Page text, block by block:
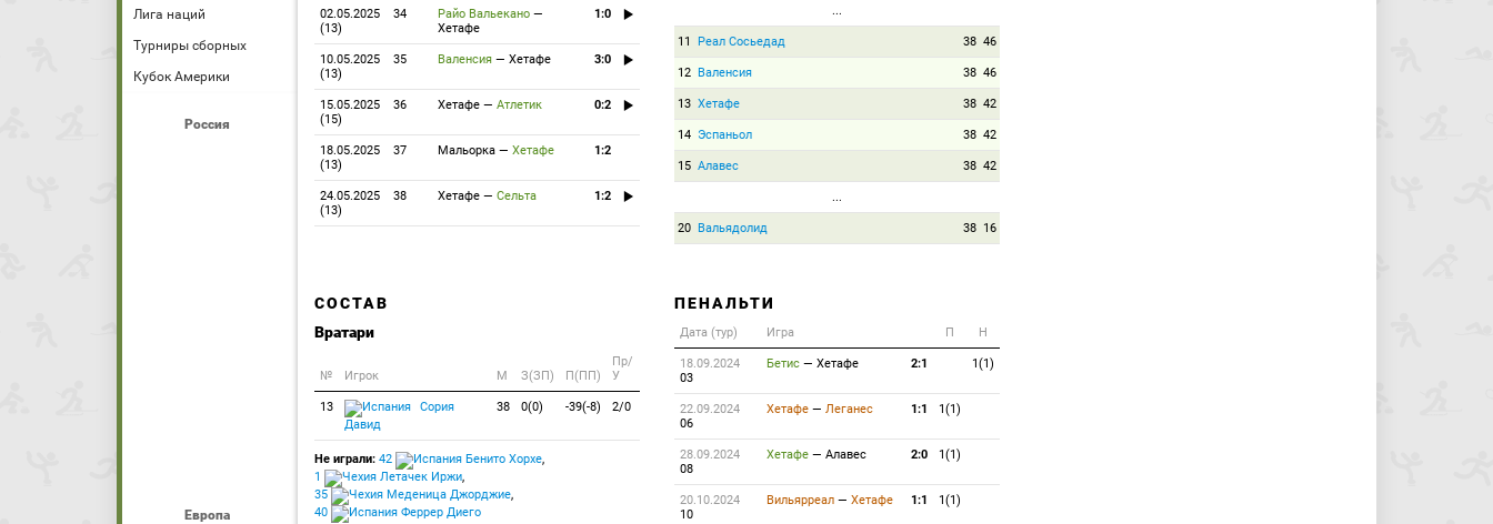
Лига наций
Турниры сборных
Кубок Америки
Россия
Европа
02.05.2025
34
(13)
Райо Вальекано —
Хетафе
1:0
10.05.2025
35
(13)
Валенсия — Хетафе 3:0
15.05.2025
36
(15)
Хетафе — Атлетик 0:2
18.05.2025
37
(13)
Мальорка — Хетафе 1:2
24.05.2025
38
(13)
Хетафе — Сельта 1:2
...
11 Реал Сосьедад 38 46
12 Валенсия 38 46
13 Хетафе 38 42
14 Эспаньол 38 42
15 Алавес 38 42
...
20 Вальядолид 38 16
СОСТАВ
Вратари
№ Игрок M З(ЗП) П(ПП)
Пр/
У
13
Сория
Давид
38 0(0) -39(-8) 2/0
Не играли: 42 Бенито Хорхе,
1
Летачек Иржи,
35
Меденица Джорджие,
40
Феррер Диего
ПЕНАЛЬТИ
Дата (тур) Игра П Н
18.09.2024
03
Бетис — Хетафе 2:1 1(1)
22.09.2024
06
Хетафе — Леганес 1:1 1(1)
28.09.2024
08
Хетафе — Алавес 2:0 1(1)
20.10.2024
10
Вильярреал — Хетафе 1:1 1(1)